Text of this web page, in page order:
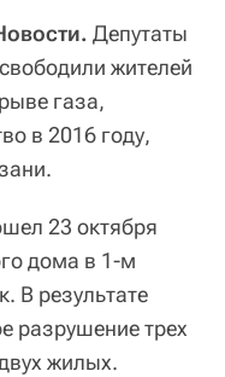
Депутаты
жителей
газа,
в 2016 году,
23 октября
дома в 1-м
В результате
разрушение трех
жилых.